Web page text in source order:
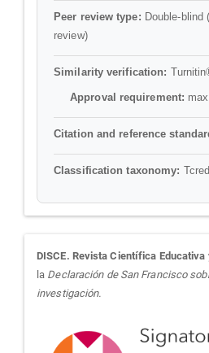
Peer review type: Double-blind
review)
Similarity verification:
Approval requirement:
Citation and reference
Classification taxonomy:
sora
DISCE. Revista Científica Educativa
la Declaración de San Francisco
investigación.